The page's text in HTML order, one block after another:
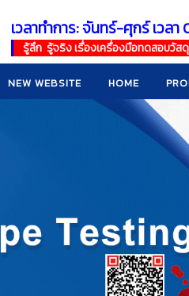
เวลาทำการ: จันทร์-ศุกร์ เวล
รู้ลึก รู้จริง เรื่องเครื่องมือทดสอบวัส
NEW WEBSITE HOME